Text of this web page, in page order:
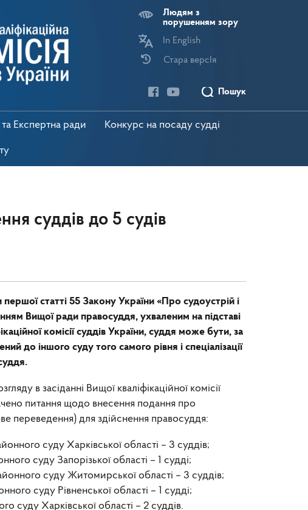
Людям з
порушенням зору
In English
Стара версІя
Пошук
та Експертна ради Конкурс на посаду судді
суддів до 5 судів
першої статті 55 Закону України «Про судоустрій і
Вищої ради правосуддя, ухваленим на підставі
комісії суддів України, суддя може бути, за
до іншого суду того самого рівня і спеціалізації
в засіданні Вищої кваліфікаційної комісії
питання щодо внесення подання про
переведення) для здійснення правосуддя:
суду Харківської області – 3 суддів;
суду Запорізької області – 1 судді;
суду Житомирської області – 3 суддів;
суду Рівненської області – 1 судді;
суду Харківської області – 2 суддів.